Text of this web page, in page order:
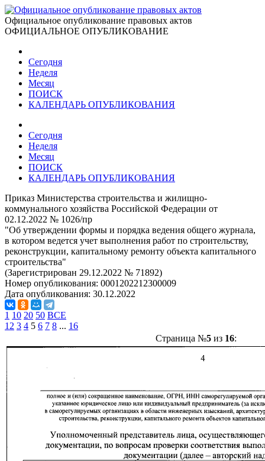
Официальное опубликование правовых актов
ОФИЦИАЛЬНОЕ ОПУБЛИКОВАНИЕ
Сегодня
Неделя
Месяц
ПОИСК
КАЛЕНДАРЬ ОПУБЛИКОВАНИЯ
Сегодня
Неделя
Месяц
ПОИСК
КАЛЕНДАРЬ ОПУБЛИКОВАНИЯ
Приказ Министерства строительства и жилищно-
коммунального хозяйства Российской Федерации от
02.12.2022 № 1026/пр
"Об утверждении формы и порядка ведения общего журнала,
в котором ведется учет выполнения работ по строительству,
реконструкции, капитальному ремонту объекта капитального
строительства"
(Зарегистрирован 29.12.2022 № 71892)
Номер опубликования: 0001202212300009
Дата опубликования: 30.12.2022
1 10 20 50 ВСЕ
1 2 3 4 5 6 7 8 ... 16
Страница №5из 16: